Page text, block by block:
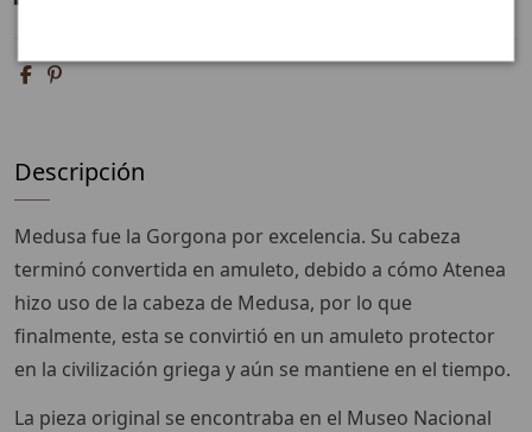
Descripción
Medusa fue la Gorgona por excelencia. Su cabeza
terminó convertida en amuleto, debido a cómo Atenea
hizo uso de la cabeza de Medusa, por lo que
finalmente, esta se convirtió en un amuleto protector
en la civilización griega y aún se mantiene en el tiempo.
La pieza original se encontraba en el Museo Nacional